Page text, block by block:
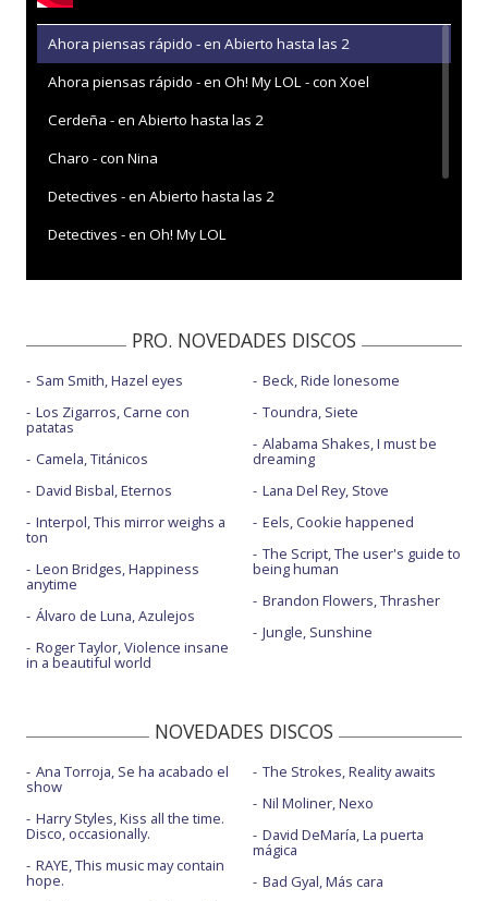
Ahora piensas rápido - en Abierto hasta las 2
Ahora piensas rápido - en Oh! My LOL - con Xoel
Cerdeña - en Abierto hasta las 2
Charo - con Nina
Detectives - en Abierto hasta las 2
Detectives - en Oh! My LOL
PRO. NOVEDADES DISCOS
Sam Smith, Hazel eyes
Los Zigarros, Carne con
patatas
Camela, Titánicos
David Bisbal, Eternos
Interpol, This mirror weighs a
ton
Leon Bridges, Happiness
anytime
Álvaro de Luna, Azulejos
Roger Taylor, Violence insane
in a beautiful world
Beck, Ride lonesome
Toundra, Siete
Alabama Shakes, I must be
dreaming
Lana Del Rey, Stove
Eels, Cookie happened
The Script, The user's guide to
being human
Brandon Flowers, Thrasher
Jungle, Sunshine
NOVEDADES DISCOS
Ana Torroja, Se ha acabado el
show
Harry Styles, Kiss all the time.
Disco, occasionally.
RAYE, This music may contain
hope.
The Strokes, Reality awaits
Nil Moliner, Nexo
David DeMaría, La puerta
mágica
Bad Gyal, Más cara